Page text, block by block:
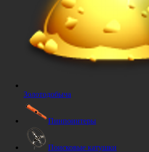
Золотодобыча
Пинпоинтеры
Поисковые катушки